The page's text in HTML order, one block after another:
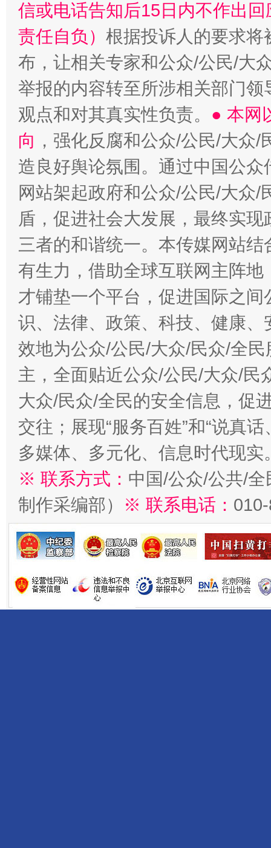
信或电话告知后15日内不作出
责任自负） 根据投诉人的要求将
布，让相关专家和公众/公民/大
举报的内容转至所涉相关部门
观点和对其真实性负责。 ● 本网
向 ，强化反腐和公众/公民/大众
造良好舆论氛围。通过中国公
网站架起政府和公众/公民/大众
盾，促进社会大发展，最终实
三者的和谐统一。本传媒网站
有生力，借助全球互联网主阵
才铺垫一个平台，促进国际之
识、法律、政策、科技、健康
效地为公众/公民/大众/民众/全
主，全面贴近公众/公民/大众/民
大众/民众/全民的安全信息，促
交往；展现“服务百姓”和“说真
多媒体、多元化、信息时代现实
※ 联系方式： 中国/公众/公共/
制作采编部）
※ 联系电话：